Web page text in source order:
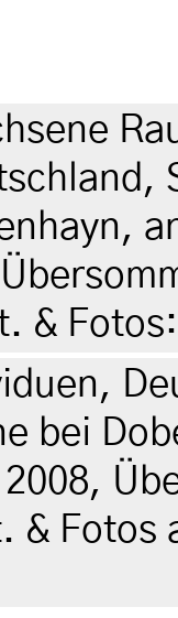
&
bei
& Fotos